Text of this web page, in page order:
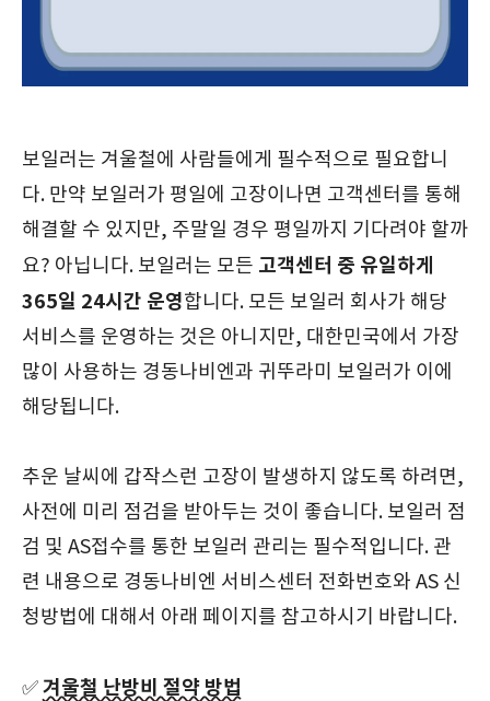
보일러는 겨울철에 사람들에게 필수적으로 필요합니
다. 만약 보일러가 평일에 고장이나면 고객센터를 통해
해결할 수 있지만, 주말일 경우 평일까지 기다려야 할까
요? 아닙니다. 보일러는 모든 고객센터 중 유일하게
365일 24시간 운영합니다. 모든 보일러 회사가 해당
서비스를 운영하는 것은 아니지만, 대한민국에서 가장
많이 사용하는 경동나비엔과 귀뚜라미 보일러가 이에
해당됩니다.
추운 날씨에 갑작스런 고장이 발생하지 않도록 하려면,
사전에 미리 점검을 받아두는 것이 좋습니다. 보일러 점
검 및 AS접수를 통한 보일러 관리는 필수적입니다. 관
련 내용으로 경동나비엔 서비스센터 전화번호와 AS 신
청방법에 대해서 아래 페이지를 참고하시기 바랍니다.
✅겨울철 난방비 절약 방법